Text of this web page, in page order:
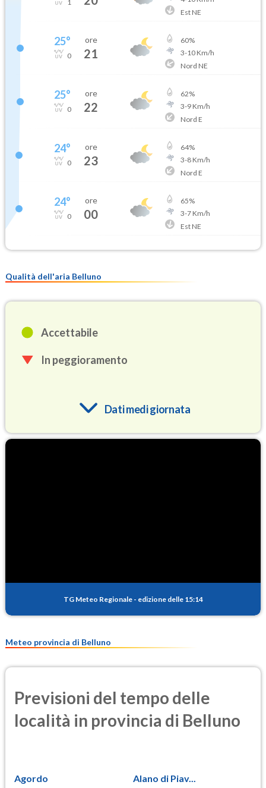
1
Est NE
25°
0
ore
21
60%
3-10Km/h
Nord NE
25°
0
ore
22
62%
3-9Km/h
Nord E
24°
0
ore
23
64%
3-8Km/h
Nord E
24°
0
ore
00
65%
3-7Km/h
Est NE
Qualità dell'aria Belluno
Accettabile
In peggioramento
Dati medi giornata
PM25
TG Meteo Regionale - edizione delle 15:14
Meteo provincia di Belluno
Previsioni del tempo delle
località in provincia di Belluno
Agordo Alano di Piav...